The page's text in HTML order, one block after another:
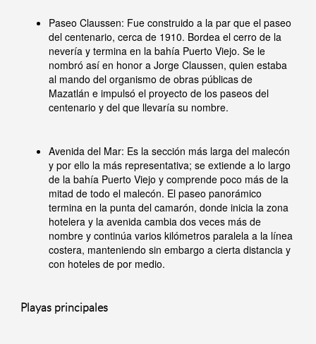
Paseo Claussen: Fue construido a la par que el paseo
del centenario, cerca de 1910. Bordea el cerro de la
nevería y termina en la bahía Puerto Viejo. Se le
nombró así en honor a Jorge Claussen, quien estaba
al mando del organismo de obras públicas de
Mazatlán e impulsó el proyecto de los paseos del
centenario y del que llevaría su nombre.
Avenida del Mar: Es la sección más larga del malecón
y por ello la más representativa; se extiende a lo largo
de la bahía Puerto Viejo y comprende poco más de la
mitad de todo el malecón. El paseo panorámico
termina en la punta del camarón, donde inicia la zona
hotelera y la avenida cambia dos veces más de
nombre y continúa varios kilómetros paralela a la línea
costera, manteniendo sin embargo a cierta distancia y
con hoteles de por medio.
Playas principales